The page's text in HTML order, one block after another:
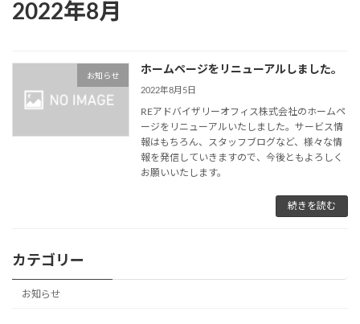
2022年8月
お知らせ
ホームページをリニューアルしました。
2022年8月5日
REアドバイザリーオフィス株式会社のホームペ
ージをリニューアルいたしました。サービス情
報はもちろん、スタッフブログなど、様々な情
報を発信していきますので、今後ともよろしく
お願いいたします。
続きを読む
カテゴリー
お知らせ